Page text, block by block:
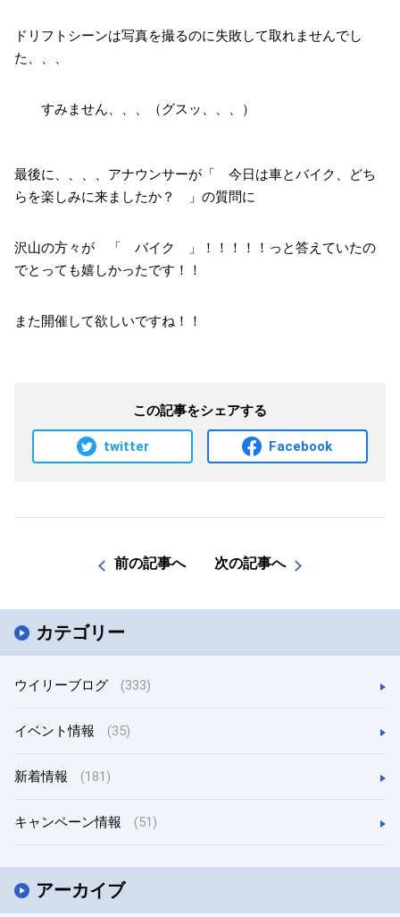
カテゴリー
ウイリーブログ (333)
イベント情報 (35)
新着情報 (181)
キャンペーン情報 (51)
アーカイブ
ドリフトシーンは写真を撮るのに失敗して取れませんでし
た、、、
すみません、、、（グスッ、、、）
最後に、、、、アナウンサーが「 今日は車とバイク、どち
らを楽しみに来ましたか？ 」の質問に
沢山の方々が 「 バイク 」！！！！！っと答えていたの
でとっても嬉しかったです！！
また開催して欲しいですね！！
この記事をシェアする
twitter Facebook
前の記事へ 次の記事へ